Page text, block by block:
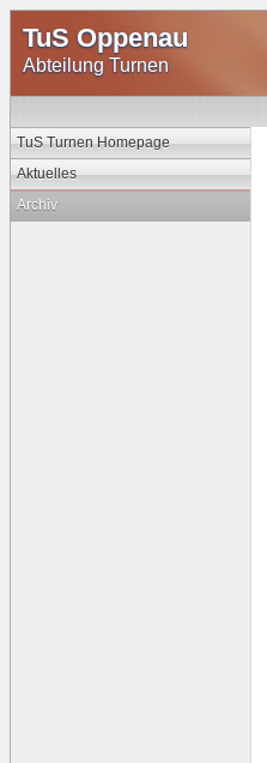
TuS Oppenau
Abteilung Turnen
TuS Turnen Homepage
Aktuelles
Archiv